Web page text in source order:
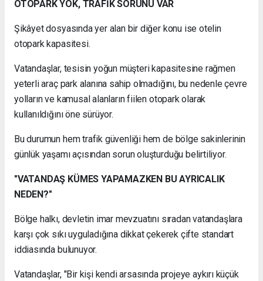
OTOPARK YOK, TRAFİK SORUNU VAR
Şikâyet dosyasında yer alan bir diğer konu ise otelin
otopark kapasitesi.
Vatandaşlar, tesisin yoğun müşteri kapasitesine rağmen
yeterli araç park alanına sahip olmadığını, bu nedenle çevre
yolların ve kamusal alanların fiilen otopark olarak
kullanıldığını öne sürüyor.
Bu durumun hem trafik güvenliği hem de bölge sakinlerinin
günlük yaşamı açısından sorun oluşturduğu belirtiliyor.
"VATANDAŞ KÜMES YAPAMAZKEN BU AYRICALIK
NEDEN?"
Bölge halkı, devletin imar mevzuatını sıradan vatandaşlara
karşı çok sıkı uyguladığına dikkat çekerek çifte standart
iddiasında bulunuyor.
Vatandaşlar, "Bir kişi kendi arsasında projeye aykırı küçük